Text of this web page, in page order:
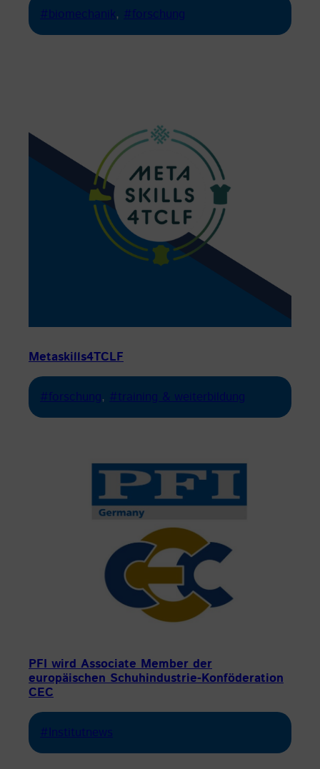
#biomechanik, #forschung
Metaskills4TCLF
#forschung, #training & weiterbildung
PFI wird Associate Member der
europäischen Schuhindustrie-Konföderation
CEC
#Institutnews